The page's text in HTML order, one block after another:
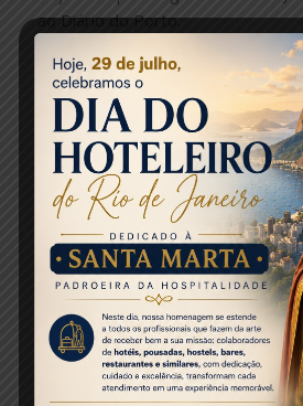
ao Diário do Porto.
O Intercity Porto Maravilha conta
apartamentos Standard, com
condicionado, minibar, cama
trabalho, cofre e telefone. Nas
academia, restaurante, piscina
eventos, lobby bar e
diferencial, o hotel se destaca
estando a 20 minutos dos
Santos Dumont, a 2 minutos da
4km do Centro.
Um dos planos do Hotel é atrair
Porto Maravilha, já que a Região
desenvolvido como um pólo